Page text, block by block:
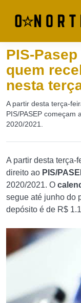
PIS-
quem
nesta
A partir desta terça-
PIS/PASEP começam
2020/2021.
A partir desta terça-
direito ao PIS/
2020/2021. O c
segue até junho do
depósito é de R$